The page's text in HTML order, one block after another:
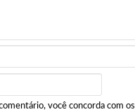
você concorda com os